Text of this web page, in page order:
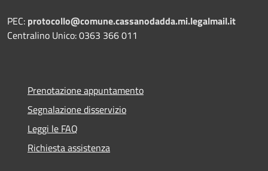
PEC: protocollo@comune.cassanodadda.mi.legalmail.it
Centralino Unico: 0363 366 011
Prenotazione appuntamento
Segnalazione disservizio
Leggi le FAQ
Richiesta assistenza